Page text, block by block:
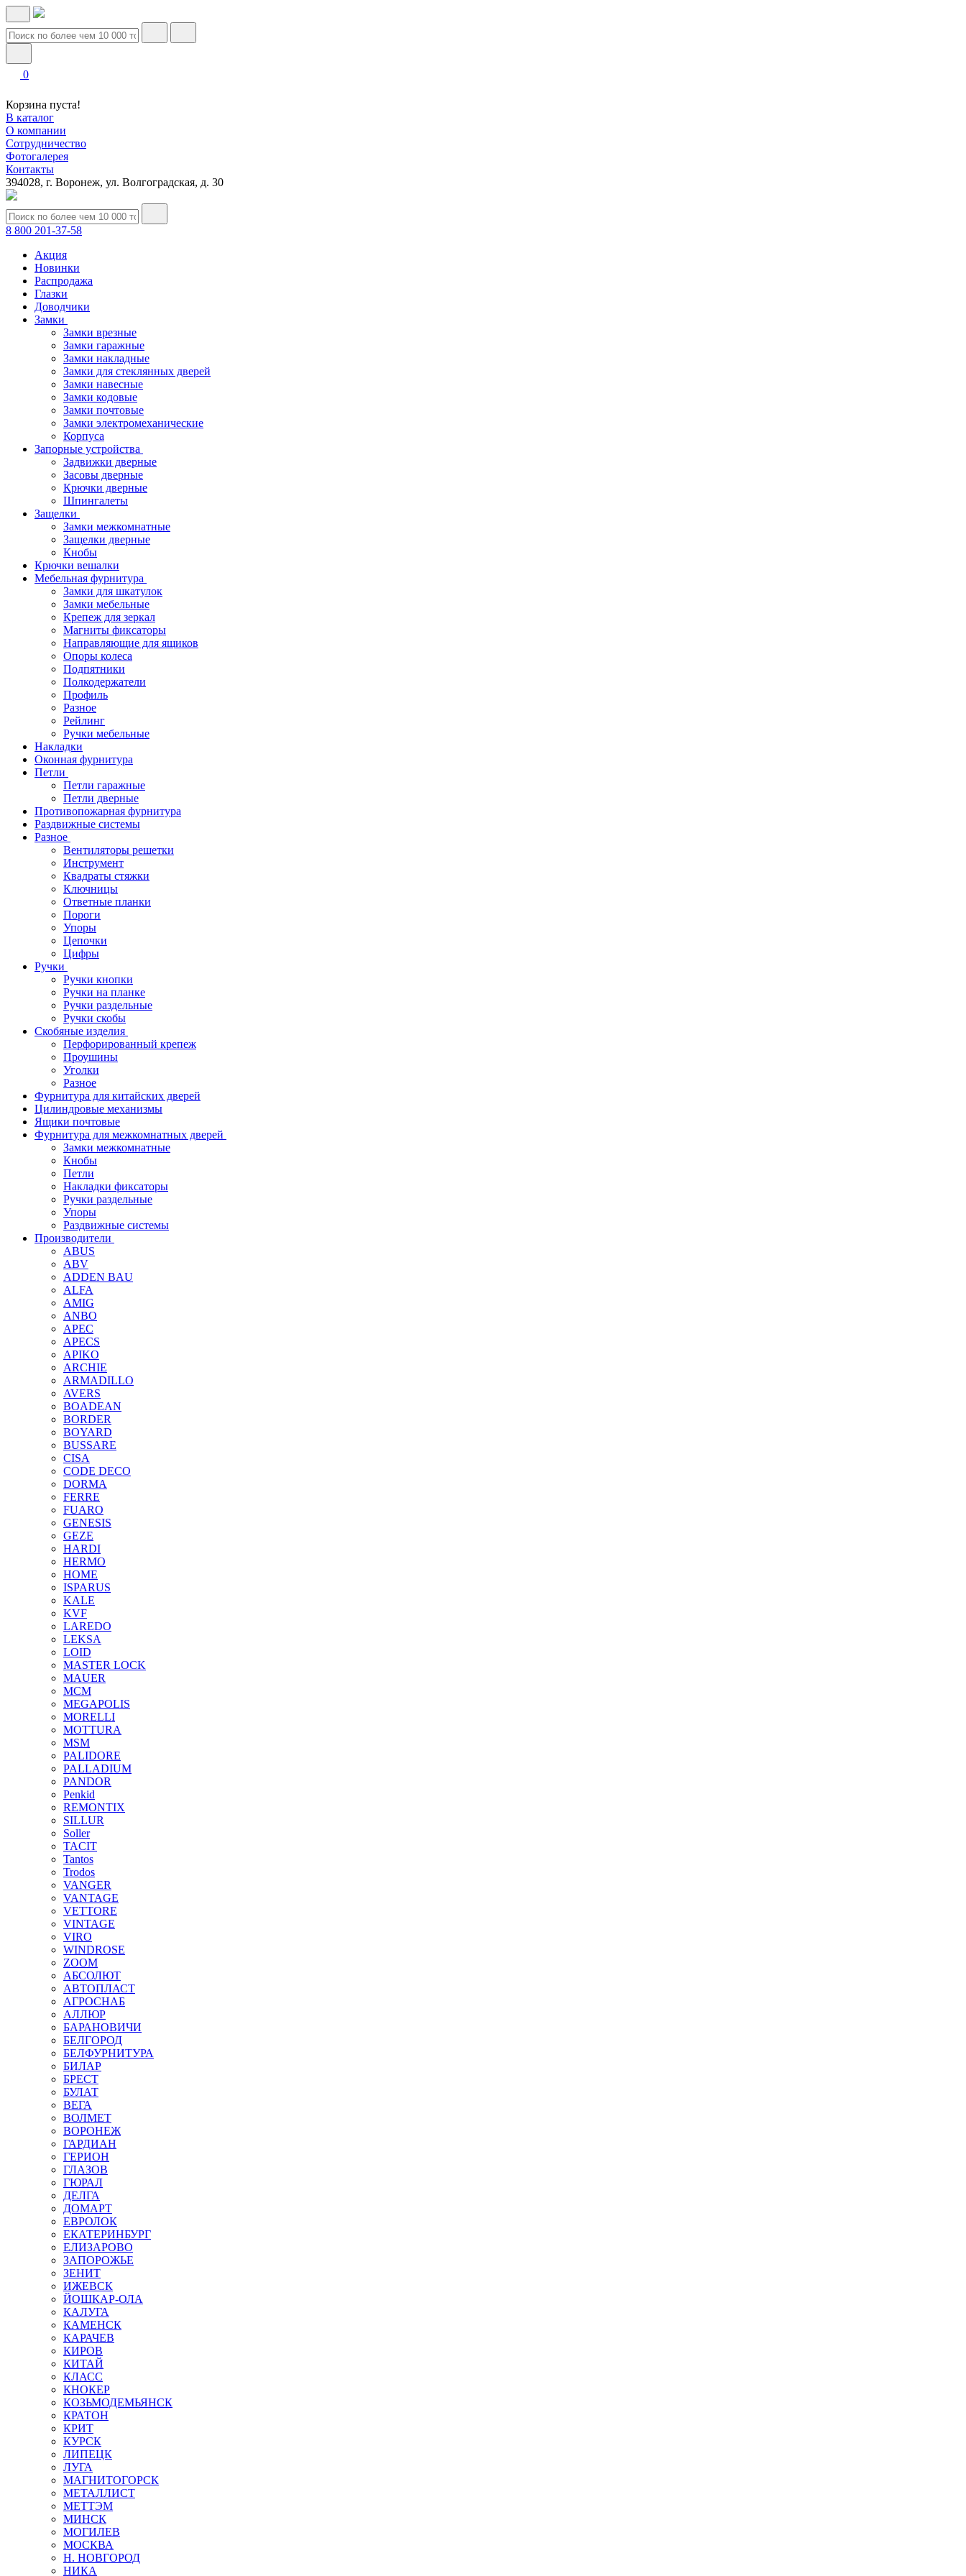
0
Корзина пуста!
В каталог
О компании
Сотрудничество
Фотогалерея
Контакты
394028, г. Воронеж, ул. Волгоградская, д. 30
8 800 201-37-58
Акция
Новинки
Распродажа
Глазки
Доводчики
Замки
Замки врезные
Замки гаражные
Замки накладные
Замки для стеклянных дверей
Замки навесные
Замки кодовые
Замки почтовые
Замки электромеханические
Корпуса
Запорные устройства
Задвижки дверные
Засовы дверные
Крючки дверные
Шпингалеты
Защелки
Замки межкомнатные
Защелки дверные
Кнобы
Крючки вешалки
Мебельная фурнитура
Замки для шкатулок
Замки мебельные
Крепеж для зеркал
Магниты фиксаторы
Направляющие для ящиков
Опоры колеса
Подпятники
Полкодержатели
Профиль
Разное
Рейлинг
Ручки мебельные
Накладки
Оконная фурнитура
Петли
Петли гаражные
Петли дверные
Противопожарная фурнитура
Раздвижные системы
Разное
Вентиляторы решетки
Инструмент
Квадраты стяжки
Ключницы
Ответные планки
Пороги
Упоры
Цепочки
Цифры
Ручки
Ручки кнопки
Ручки на планке
Ручки раздельные
Ручки скобы
Скобяные изделия
Перфорированный крепеж
Проушины
Уголки
Разное
Фурнитура для китайских дверей
Цилиндровые механизмы
Ящики почтовые
Фурнитура для межкомнатных дверей
Замки межкомнатные
Кнобы
Петли
Накладки фиксаторы
Ручки раздельные
Упоры
Раздвижные системы
Производители
ABUS
ABV
ADDEN BAU
ALFA
AMIG
ANBO
APEC
APECS
APIKO
ARCHIE
ARMADILLO
AVERS
BOADEAN
BORDER
BOYARD
BUSSARE
CISA
CODE DECO
DORMA
FERRE
FUARO
GENESIS
GEZE
HARDI
HERMO
HOMЕ
ISPARUS
KALE
KVF
LAREDO
LEKSA
LOID
MASTER LOCK
MAUER
MCM
MEGAPOLIS
MORELLI
MOTTURA
MSM
PALIDORE
PALLADIUM
PANDOR
Penkid
REMONTIX
SILLUR
Soller
TACIT
Tantos
Trodos
VANGER
VANTAGE
VETTORE
VINTAGE
VIRO
WINDROSE
ZOOM
АБСОЛЮТ
АВТОПЛАСТ
АГРОСНАБ
АЛЛЮР
БАРАНОВИЧИ
БЕЛГОРОД
БЕЛФУРНИТУРА
БИЛАР
БРЕСТ
БУЛАТ
ВЕГА
ВОЛМЕТ
ВОРОНЕЖ
ГАРДИАН
ГЕРИОН
ГЛАЗОВ
ГЮРАЛ
ДЕЛГА
ДОМАРТ
ЕВРОЛОК
ЕКАТЕРИНБУРГ
ЕЛИЗАРОВО
ЗАПОРОЖЬЕ
ЗЕНИТ
ИЖЕВСК
ЙОШКАР-ОЛА
КАЛУГА
КАМЕНСК
КАРАЧЕВ
КИРОВ
КИТАЙ
КЛАСС
КНОКЕР
КОЗЬМОДЕМЬЯНСК
КРАТОН
КРИТ
КУРСК
ЛИПЕЦК
ЛУГА
МАГНИТОГОРСК
МЕТАЛЛИСТ
МЕТТЭМ
МИНСК
МОГИЛЕВ
МОСКВА
Н. НОВГОРОД
НИКА